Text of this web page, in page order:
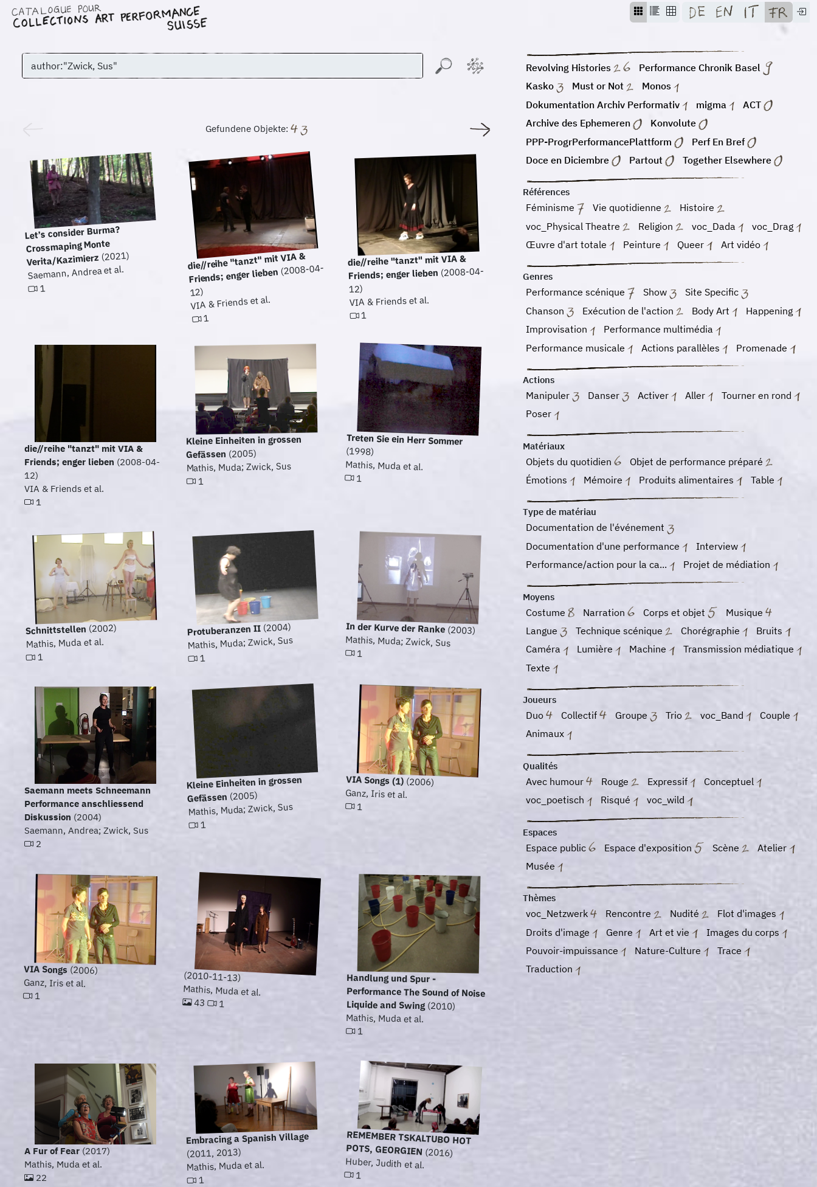
Gefundene Objekte:
Let’s consider Burma?
Crossmaping Monte
Verita/Kazimierz(2021)
Saemann, Andrea et al.
1
die//reihe "tanzt" mit VIA &
Friends; enger lieben(2008-04-
12)
VIA & Friends et al.
1
die//reihe "tanzt" mit VIA &
Friends; enger lieben (2008-04-
12)
VIA & Friends et al.
1
die//reihe "tanzt" mit VIA &
Friends; enger lieben (2008-04-
12)
VIA & Friends et al.
1
Kleine Einheiten in grossen
Gefässen (2005)
Mathis, Muda; Zwick, Sus
1
Treten Sie ein Herr Sommer
(1998)
Mathis, Muda et al.
1
Schnittstellen (2002)
Mathis, Muda et al.
1
Protuberanzen II(2004)
Mathis, Muda; Zwick, Sus
1
In der Kurve der Ranke(2003)
Mathis, Muda; Zwick, Sus
1
Saemann meets Schneemann
Performance anschliessend
Diskussion (2004)
Saemann, Andrea; Zwick, Sus
2
Kleine Einheiten in grossen
Gefässen (2005)
Mathis, Muda; Zwick, Sus
1
VIA Songs (1)(2006)
Ganz, Iris et al.
1
VIA Songs (2006)
Ganz, Iris et al.
1
(2010-11-13)
Mathis, Muda et al.
43 1
Handlung und Spur -
Performance The Sound of Noise
Liquide and Swing(2010)
Mathis, Muda et al.
1
A Fur of Fear (2017)
Mathis, Muda et al.
22
Embracing a Spanish Village
(2011, 2013)
Mathis, Muda et al.
1
REMEMBER TSKALTUBO HOT
POTS, GEORGIEN(2016)
Huber, Judith et al.
1
Revolving Histories
Performance Chronik Basel
Kasko
Must or Not
Monos
Dokumentation Archiv Performativ
migma
ACT
Archive des Ephemeren
Konvolute
PPP-ProgrPerformancePlattform
Perf En Bref
Doce en Diciembre
Partout Together Elsewhere
Références
Féminisme Vie quotidienne
Histoire
voc_Physical Theatre
Religion voc_Dada
voc_Drag
Œuvre d'art totale
Peinture Queer Art vidéo
Genres
Performance scénique Show
Site Specific
Chanson
Exécution de l'action Body Art
Happening
Improvisation
Performance multimédia
Performance musicale
Actions parallèles Promenade
Actions
Manipuler Danser Activer Aller
Tourner en rond
Poser
Matériaux
Objets du quotidien
Objet de performance préparé
Émotions
Mémoire Produits alimentaires Table
Type de matériau
Documentation de l'événement
Documentation d'une performance
Interview
Performance/action pour la ca...
Projet de médiation
Moyens
Costume Narration Corps et objet
Musique
Langue
Technique scénique Chorégraphie
Bruits
Caméra
Lumière Machine
Transmission médiatique
Texte
Joueurs
Duo Collectif Groupe Trio voc_Band
Couple
Animaux
Qualités
Avec humour Rouge Expressif
Conceptuel
voc_poetisch
Risqué voc_wild
Espaces
Espace public Espace d'exposition Scène
Atelier
Musée
Thèmes
voc_Netzwerk Rencontre Nudité
Flot d'images
Droits d'image
Genre Art et vie
Images du corps
Pouvoir-impuissance
Nature-Culture
Trace
Traduction